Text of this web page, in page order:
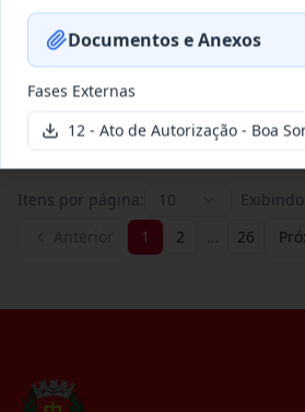
007/2026
Concorrência
Contratação de
especializada
em pa...
Itens por página: 10 Exibindo
1 2 … 26
Documentos e Anexos
Fases Externas
12 - Ato de Autorização - Boa